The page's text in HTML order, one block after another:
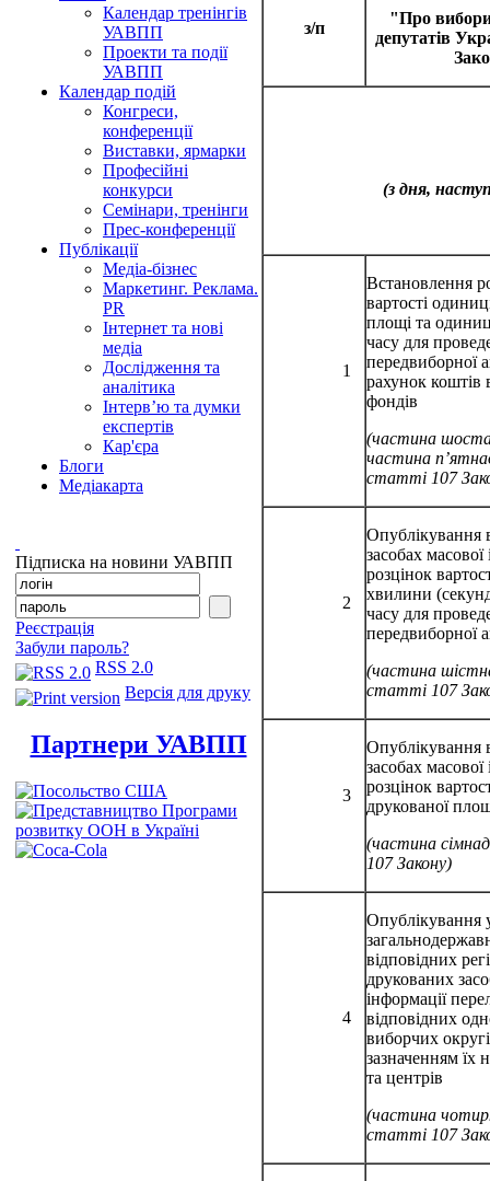
Календар тренінгів
УАВПП
Проекти та події
УАВПП
Календар подій
Конгреси,
конференції
Виставки, ярмарки
Професійні
конкурси
Семінари, тренінги
Прес-конференції
Публікації
Медіа-бізнес
Маркетинг. Реклама.
PR
Інтернет та нові
медіа
Дослідження та
аналітика
Інтерв’ю та думки
експертів
Кар'єра
Блоги
Медіакарта
Підписка на новини УАВПП
Реєстрація
Забули пароль?
RSS 2.0
Версія для друку
Партнери УАВПП
з/п
"Про
депутатів
(з дня,
1
Встановлення
вартості
площі та
часу для
передвиборної
рахунок коштів
фондів
(частина
частина
статті 107
2
Опублікування
засобах масової
розцінок
хвилини
часу для
передвиборної
(частина
статті 107
3
Опублікування
засобах масової
розцінок
друкованої
(частина
107 Закону)
4
Опублікування
відповідних
друкованих
інформації
відповідних
виборчих
зазначенням їх
та центрів
(частина
статті 107